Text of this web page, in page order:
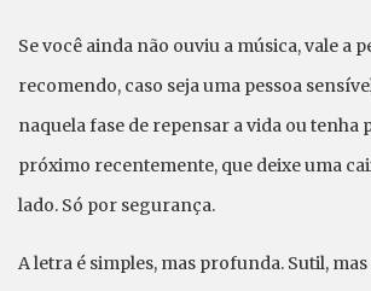
Se você ainda não ouviu a música, vale a
recomendo, caso seja uma pessoa
naquela fase de repensar a vida ou tenha
próximo recentemente, que deixe uma
lado. Só por segurança.
A letra é simples, mas profunda. Sutil,